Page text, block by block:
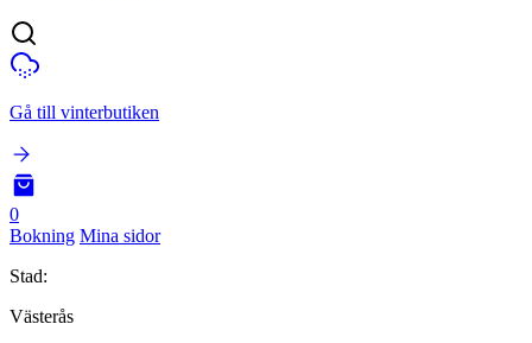
Gå till vinterbutiken
0
Bokning Mina sidor
Stad:
Västerås